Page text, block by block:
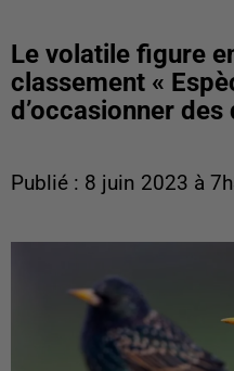
Le volatile figure
classement «
d’occasionner des
Publié : 8 juin 2023 à